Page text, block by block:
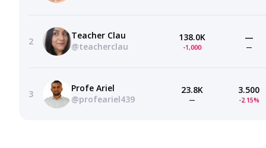
2
Teacher Clau
@teacherclau
138.0K
-1,000
—
—
3
Profe Ariel
@profeariel439
23.8K
—
3.500
-2.15%